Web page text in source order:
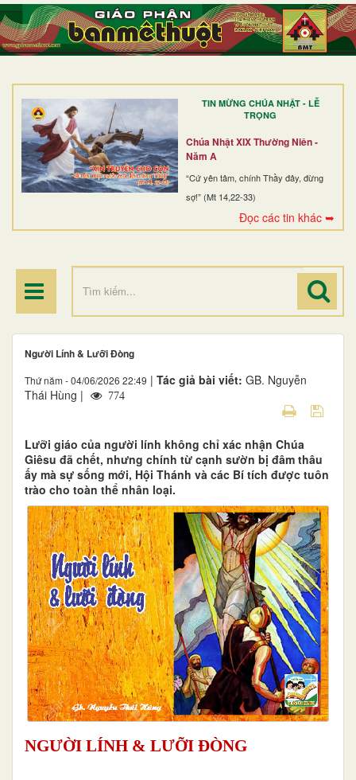
TIN MỪNG CHÚA NHẬT - LỄ
TRỌNG
Chúa Nhật XIX Thường Niên -
Năm A
“Cứ yên tâm, chính Thầy đây, đừng
sợ!” (Mt 14,22-33)
Đọc các tin khác ➥
TRANG NHẤT
GIỚI THIỆU
DÒNG TU
BAN MỤC VỤ
ĐOÀN THỂ CG
ĐIỂM HÀNH HƯƠNG
Người Lính & Lưỡi Đòng
Thứ năm - 04/06/2026 22:49 | Tác giả bài viết: GB. Nguyễn
Thái Hùng |
774
Lưỡi giáo của người lính không chỉ xác nhận Chúa
Giêsu đã chết, nhưng chính từ cạnh sườn bị đâm thâu
ấy mà sự sống mới, Hội Thánh và các Bí tích được tuôn
trào cho toàn thể nhân loại.
NGƯỜI LÍNH & LƯỠI ĐÒNG